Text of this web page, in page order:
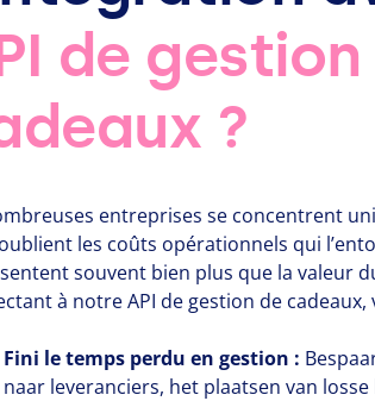
de
?
entreprises se concentrent
les coûts opérationnels qui
souvent bien plus que la valeur
à notreAPI de gestion de cadeaux,
Fini le temps perdu en gestion :
naar leveranciers, het plaatsen van